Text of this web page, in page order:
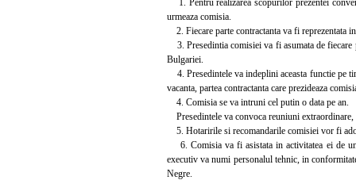
urmeaza comisia.
2. Fiecare parte contractanta va fi reprezentata
3. Presedintia comisiei va fi asumata de fiecare
Bulgariei.
4. Presedintele va indeplini aceasta functie pe
vacanta, partea contractanta care prezideaza
4. Comisia se va intruni cel putin o data pe an.
Presedintele va convoca reuniuni extraordinare,
5. Hotaririle si recomandarile comisiei vor fi
6. Comisia va fi asistata in activitatea ei de
executiv va numi personalul tehnic, in
Negre.